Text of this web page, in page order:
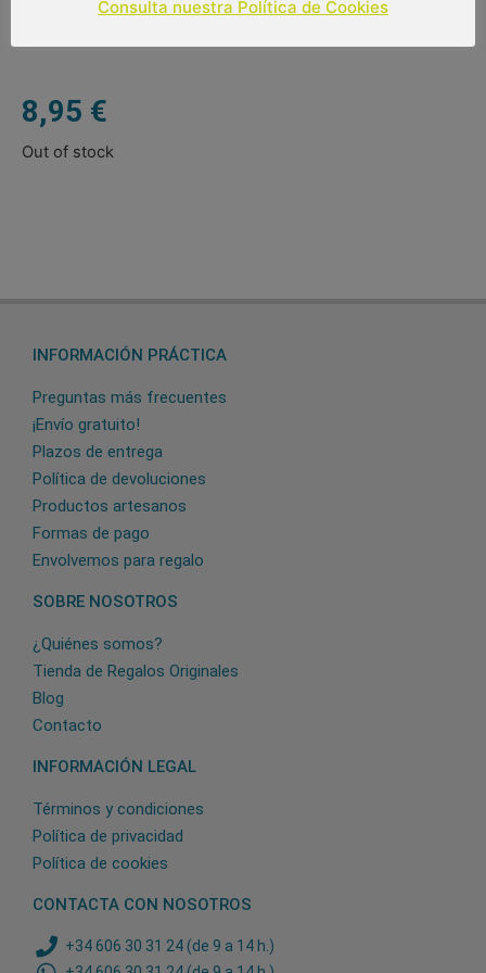
8,95 €
Out of stock
INFORMACIÓN PRÁCTICA
Preguntas más frecuentes
¡Envío gratuito!
Plazos de entrega
Política de devoluciones
Productos artesanos
Formas de pago
Envolvemos para regalo
SOBRE NOSOTROS
¿Quiénes somos?
Tienda de Regalos Originales
Blog
Contacto
INFORMACIÓN LEGAL
Términos y condiciones
Política de privacidad
Política de cookies
CONTACTA CON NOSOTROS
+34 606 30 31 24 (de 9 a 14 h.)
Consulta nuestra Política de Cookies